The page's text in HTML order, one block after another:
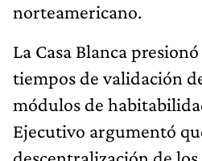
norteamericano.
La Casa Blanca
tiempos de validación
módulos de
Ejecutivo argumentó